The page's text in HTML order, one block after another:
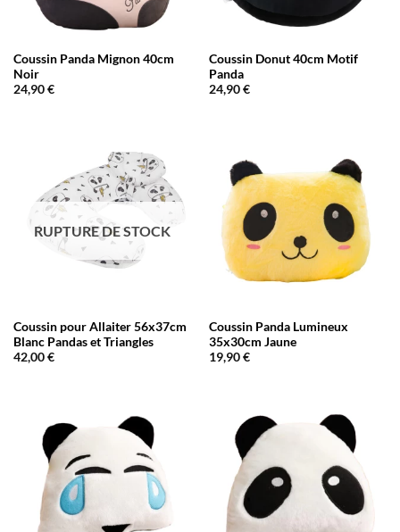
Coussin Panda Mignon 40cm
Noir
24,90€
Coussin Donut 40cm Motif
Panda
24,90€
RUPTURE DE STOCK
Coussin pour Allaiter 56x37cm
Blanc Pandas et Triangles
42,00€
Coussin Panda Lumineux
35x30cm Jaune
19,90€